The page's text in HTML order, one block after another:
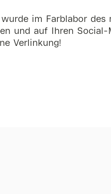
wurde im Farblabor
und auf Ihren
Verlinkung!